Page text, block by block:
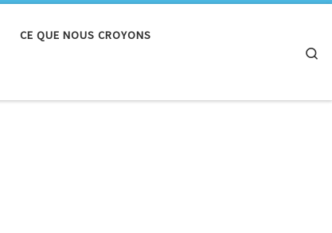
CE QUE NOUS CROYONS